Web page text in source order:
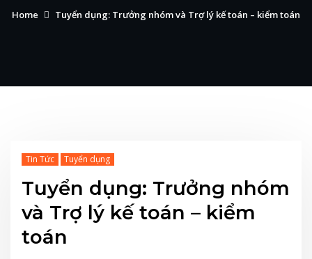
Home Tuyển dụng: Trưởng nhóm và Trợ lý kế toán – kiểm toán
Tin Tức Tuyển dụng
Tuyển dụng: Trưởng nhóm
và Trợ lý kế toán – kiểm
toán